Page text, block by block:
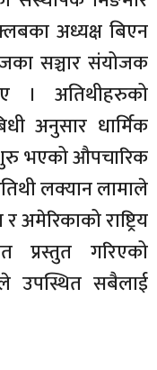
अध्यक्ष बिएन
सञ्चार संयोजक
। अतिथीहरुको
अनुसार धार्मिक
भएको औपचारिक
लक्यान लामाले
राष्ट्रिय
प्रस्तुत गरिएको
उपस्थित सबैलाई